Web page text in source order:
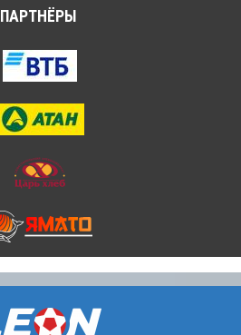
ПАРТНЁРЫ